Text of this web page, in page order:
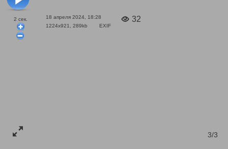
2 сек.
18 апреля 2024, 18:28
1224x921, 289kb
EXIF
32
3/3